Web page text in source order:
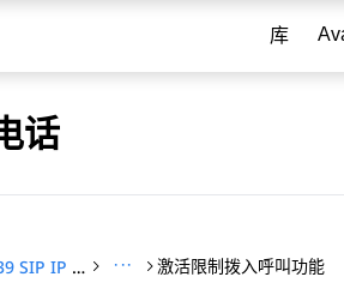
库
话
在 Avaya Aura® 中使用 Avaya J139 SIP IP 电话 ··· 激活限制拨入呼叫功能